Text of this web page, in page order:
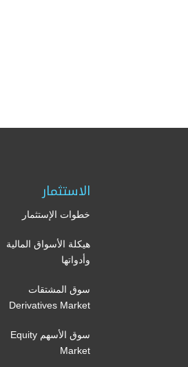
الاستثمار
خطوات الإستثمار
هيكلة الأسواق المالية
وأدواتها
سوق المشتقات
Derivatives Market
سوق الأسهم Equity
Market